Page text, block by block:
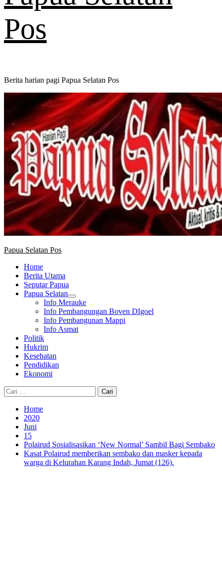
Pos
Berita harian pagi Papua Selatan Pos
Primary
Papua Selatan Pos
Home
Berita Utama
Seputar Papua
Papua Selatan
Info Merauke
Info Pembangungan Boven DIgoel
Info Pembangunan Mappi
Info Asmat
Politik
Hukrim
Kesehatan
Pendidikan
Ekonomi
Cari
untuk:
Home
2020
Juni
15
Polairud Sosialisasikan ‘New Normal’ Sambil Bagi Sembako
Kasat Polairud memberikan sembako dan masker kepada
warga di Kelurahan Karang Indah, Jumat (126).